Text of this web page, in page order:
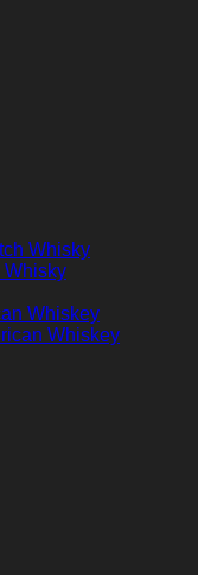
Whisky
Whisky
Whiskey
Whiskey